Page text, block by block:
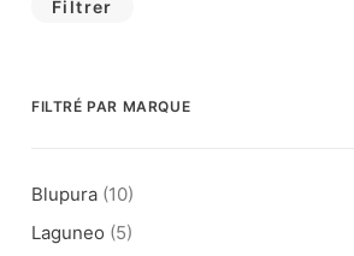
Filtrer
FILTRÉ PAR MARQUE
Blupura (10)
Laguneo (5)